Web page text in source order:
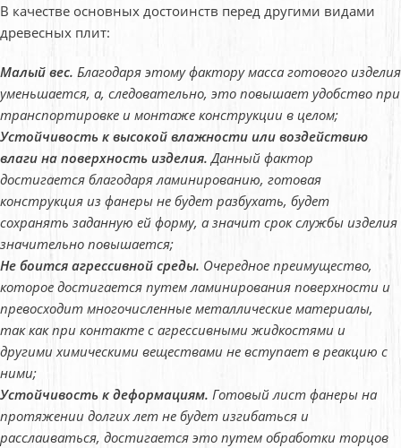
В качестве основных достоинств перед другими видами
древесных плит:
Малый вес. Благодаря этому фактору масса готового изделия
уменьшается, а, следовательно, это повышает удобство при
транспортировке и монтаже конструкции в целом;
Устойчивость к высокой влажности или воздействию
влаги на поверхность изделия. Данный фактор
достигается благодаря ламинированию, готовая
конструкция из фанеры не будет разбухать, будет
сохранять заданную ей форму, а значит срок службы изделия
значительно повышается;
Не боится агрессивной среды. Очередное преимущество,
которое достигается путем ламинирования поверхности и
превосходит многочисленные металлические материалы,
так как при контакте с агрессивными жидкостями и
другими химическими веществами не вступает в реакцию с
ними;
Устойчивость к деформациям. Готовый лист фанеры на
протяжении долгих лет не будет изгибаться и
расслаиваться, достигается это путем обработки торцов